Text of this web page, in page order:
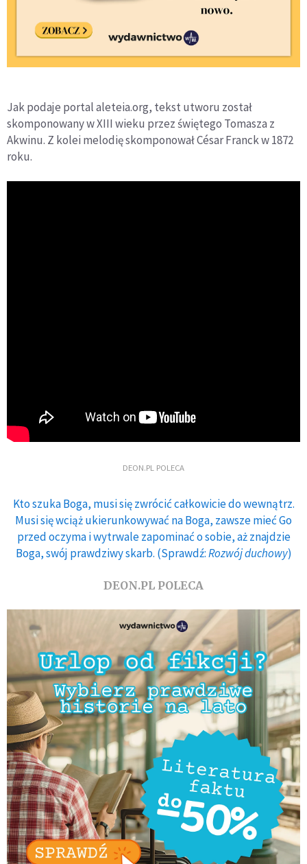
Jak podaje portal aleteia.org, tekst utworu został
skomponowany w XIII wieku przez świętego Tomasza z
Akwinu. Z kolei melodię skomponował César Franck w 1872
roku.
DEON.PL POLECA
Kto szuka Boga, musi się zwrócić całkowicie do wewnątrz.
Musi się wciąż ukierunkowywać na Boga, zawsze mieć Go
przed oczyma i wytrwale zapominać o sobie, aż znajdzie
Boga, swój prawdziwy skarb. (Sprawdź:Rozwój duchowy)
DEON.PL POLECA